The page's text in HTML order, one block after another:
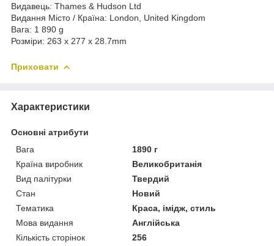
Видавець: Thames & Hudson Ltd
Видання Місто / Країна: London, United Kingdom
Вага: 1 890 g
Розміри: 263 x 277 x 28.7mm
Приховати
Характеристики
Основні атрибути
Вага
1890 г
Країна виробник
Великобританія
Вид палітурки
Твердий
Стан
Новий
Тематика
Краса, імідж, стиль
Мова видання
Англійська
Кількість сторінок
256